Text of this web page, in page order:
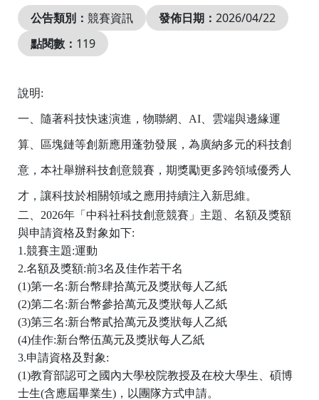
公告類別： 競賽資訊 發佈日期： 2026/04/22
點閱數： 119
說明:
一、隨著科技快速演進，物聯網、AI、雲端與邊緣運
算、區塊鏈等創新應用蓬勃發展，為廣納多元的科技創
意，本社舉辦科技創意競賽，期獎勵更多跨領域優秀人
才，讓科技於相關領域之應用持續注入新思維。
二、 2026年「中科社科技創意競賽」主題、名額及獎額
與申請資格及對象如下:
1.競賽主題:運動
2.名額及獎額:前3名及佳作若干名
(1)第一名:新台幣肆拾萬元及獎狀每人乙紙
(2)第二名:新台幣參拾萬元及獎狀每人乙紙
(3)第三名:新台幣貳拾萬元及獎狀每人乙紙
(4)佳作:新台幣伍萬元及獎狀每人乙紙
3.申請資格及對象:
(1)教育部認可之國內大學校院教授及在校大學生、碩博
士生(含應屆畢業生) ，以團隊方式申請。